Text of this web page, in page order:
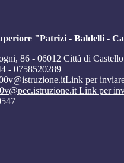
"Patrizi - Baldelli -
86 - 06012 Città di
- 0758520289
Link per
Link per